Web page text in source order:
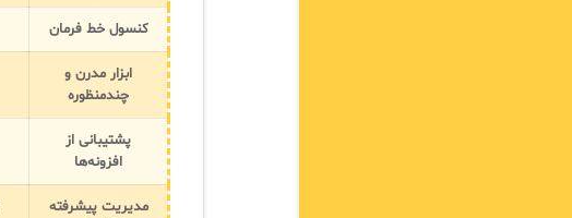
کنسول خط فرمان
ابزار مدرن و
چندمنظوره
پشتیبانی از
افزونه‌ها
مدیریت پیشرفته